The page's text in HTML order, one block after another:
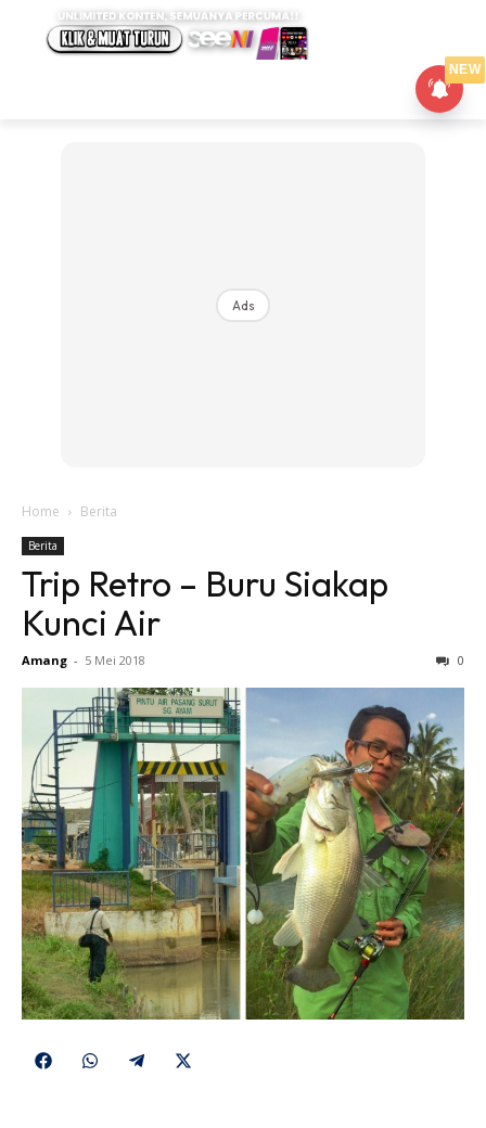
Ads
Home Berita
Berita
Trip Retro – Buru Siakap
Kunci Air
Amang - 5 Mei 2018 0
Share
Share
Share
NEW